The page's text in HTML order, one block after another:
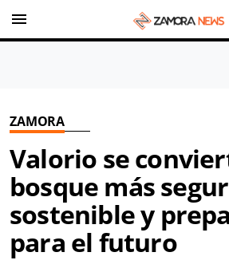
menu
ZAMORA
Valorio se
bosque más
sostenible y
para el futuro